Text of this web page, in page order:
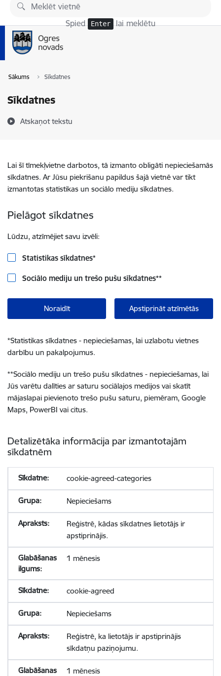
Pāriet uz lapas saturu
Spied Enter lai meklētu
Sākums Sīkdatnes
Sīkdatnes
Atskaņot tekstu
Lai šī tīmekļvietne darbotos, tā izmanto obligāti nepieciešamās
sīkdatnes. Ar Jūsu piekrišanu papildus šajā vietnē var tikt
izmantotas statistikas un sociālo mediju sīkdatnes.
Pielāgot sīkdatnes
Lūdzu, atzīmējiet savu izvēli:
Statistikas sīkdatnes*
Sociālo mediju un trešo pušu sīkdatnes**
Noraidīt Apstiprināt atzīmētās
*Statistikas sīkdatnes - nepieciešamas, lai uzlabotu vietnes
darbību un pakalpojumus.
**Sociālo mediju un trešo pušu sīkdatnes - nepieciešamas, lai
Jūs varētu dalīties ar saturu sociālajos medijos vai skatīt
mājaslapai pievienoto trešo pušu saturu, piemēram, Google
Maps, PowerBI vai citus.
Detalizētāka informācija par izmantotajām
sīkdatnēm
cookie-agreed-categories
Nepieciešams
Reģistrē, kādas sīkdatnes lietotājs ir
apstiprinājis.
1 mēnesis
cookie-agreed
Nepieciešams
Reģistrē, ka lietotājs ir apstiprinājis
sīkdatņu paziņojumu.
1 mēnesis